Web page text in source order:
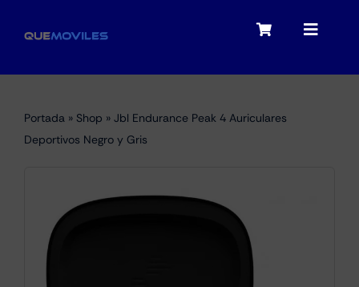
Toggle
My account
Checkout
Toggle
Portada » Shop » Jbl Endurance Peak 4 Auriculares
Deportivos Negro y Gris